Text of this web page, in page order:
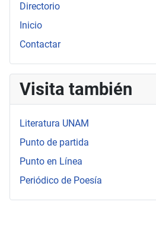
Directorio
Inicio
Contactar
Visita también
Literatura UNAM
Punto de partida
Punto en Línea
Periódico de Poesía